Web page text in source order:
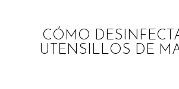
CÓMO
UTENSILLOS DE